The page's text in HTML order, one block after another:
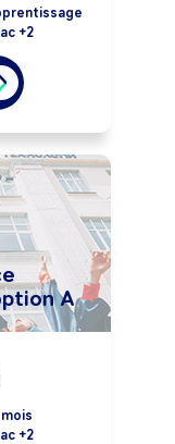
+2
A
+2